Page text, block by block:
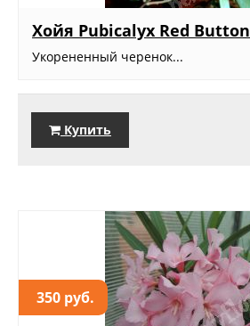
Хойя Рubicalyx Red Button
Укорененный черенок...
Купить
350 руб.